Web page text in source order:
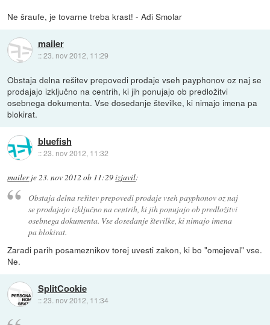
Ne šraufe, je tovarne treba krast! - Adi Smolar
mailer
::23. nov 2012, 11:29
Obstaja delna rešitev prepovedi prodaje vseh payphonov oz naj se
prodajajo izključno na centrih, ki jih ponujajo ob predložitvi
osebnega dokumenta. Vse dosedanje številke, ki nimajo imena pa
blokirat.
bluefish
::23. nov 2012, 11:32
mailerje23. nov 2012 ob 11:29izjavil:
Obstaja delna rešitev prepovedi prodaje vseh payphonov oz naj
se prodajajo izključno na centrih, ki jih ponujajo ob predložitvi
osebnega dokumenta. Vse dosedanje številke, ki nimajo imena
pa blokirat.
Zaradi parih posameznikov torej uvesti zakon, ki bo "omejeval" vse.
Ne.
SplitCookie
::23. nov 2012, 11:34